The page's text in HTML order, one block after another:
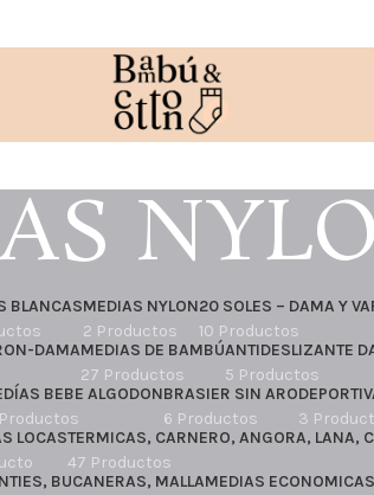
BLANCASMEDIAS NYLON
2 Productos
20 SOLES – DAMA Y
10 Productos
DAMAMEDIAS DE BAMBÚ
27 Productos
ANTIDESLIZANTE
5 Productos
BEBE ALGODON
Productos
BRASIER SIN ARO
6 Productos
3
LOCASTERMICAS, CARNERO, ANGORA, LANA,
47 Productos
BUCANERAS, MALLAMEDIAS ECONOMICAS